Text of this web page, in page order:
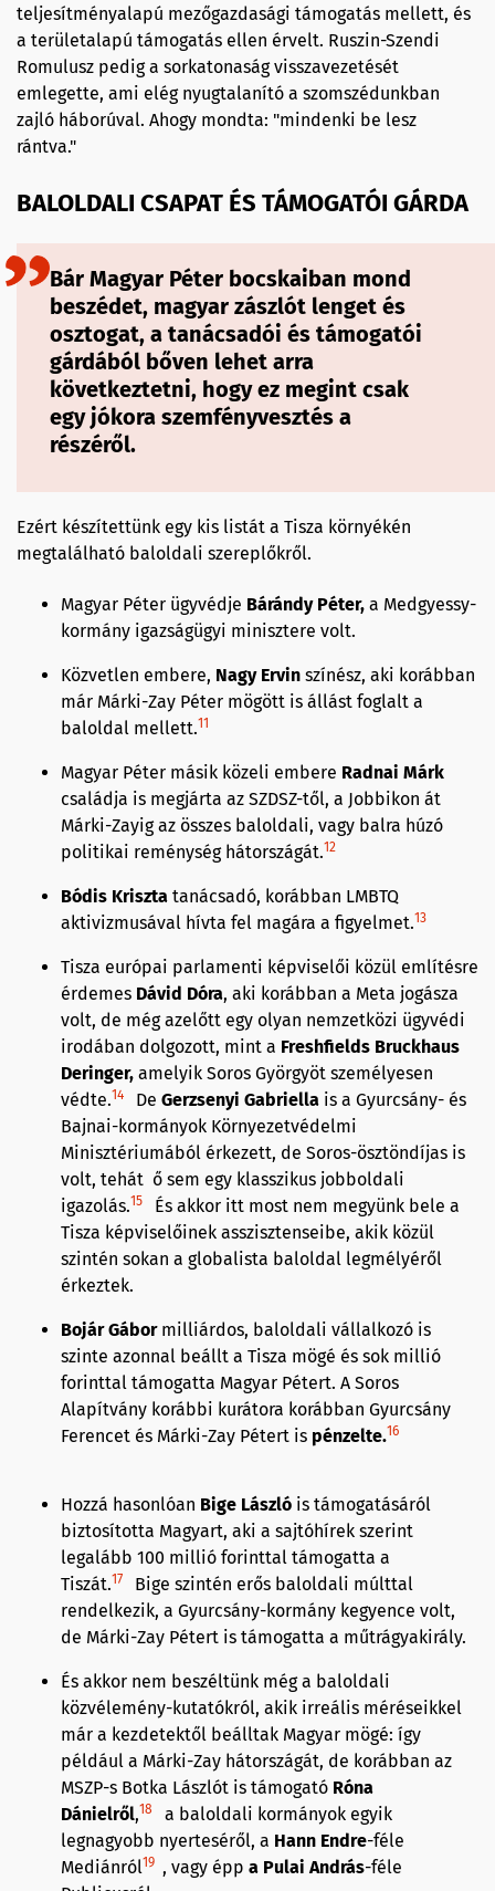
teljesítményalapú mezőgazdasági támogatás mellett, és
a területalapú támogatás ellen érvelt. Ruszin-Szendi
Romulusz pedig a sorkatonaság visszavezetését
emlegette, ami elég nyugtalanító a szomszédunkban
zajló háborúval. Ahogy mondta: "mindenki be lesz
rántva."
BALOLDALI CSAPAT ÉS TÁMOGATÓI GÁRDA
Bár Magyar Péter bocskaiban mond
beszédet, magyar zászlót lenget és
osztogat, a tanácsadói és támogatói
gárdából bőven lehet arra
következtetni, hogy ez megint csak
egy jókora szemfényvesztés a
részéről.
Ezért készítettünk egy kis listát a Tisza környékén
megtalálható baloldali szereplőkről.
Magyar Péter ügyvédje Bárándy Péter, a Medgyessy-
kormány igazságügyi minisztere volt.
Közvetlen embere, Nagy Ervin színész, aki korábban
már Márki-Zay Péter mögött is állást foglalt a
baloldal mellett.11
Magyar Péter másik közeli embere Radnai Márk
családja is megjárta az SZDSZ-től, a Jobbikon át
Márki-Zayig az összes baloldali, vagy balra húzó
politikai reménység hátországát.12
Bódis Kriszta tanácsadó, korábban LMBTQ
aktivizmusával hívta fel magára a figyelmet.13
Tisza európai parlamenti képviselői közül említésre
érdemes Dávid Dóra, aki korábban a Meta jogásza
volt, de még azelőtt egy olyan nemzetközi ügyvédi
irodában dolgozott, mint a Freshfields Bruckhaus
Deringer, amelyik Soros Györgyöt személyesen
védte.14 De Gerzsenyi Gabriella is a Gyurcsány- és
Bajnai-kormányok Környezetvédelmi
Minisztériumából érkezett, de Soros-ösztöndíjas is
volt, tehát ő sem egy klasszikus jobboldali
igazolás.15
És akkor itt most nem megyünk bele a
Tisza képviselőinek asszisztenseibe, akik közül
szintén sokan a globalista baloldal legmélyéről
érkeztek.
Bojár Gábor milliárdos, baloldali vállalkozó is
szinte azonnal beállt a Tisza mögé és sok millió
forinttal támogatta Magyar Pétert. A Soros
Alapítvány korábbi kurátora korábban Gyurcsány
Ferencet és Márki-Zay Pétert is pénzelte.16
Hozzá hasonlóan Bige László is támogatásáról
biztosította Magyart, aki a sajtóhírek szerint
legalább 100 millió forinttal támogatta a
Tiszát.17
Bige szintén erős baloldali múlttal
rendelkezik, a Gyurcsány-kormány kegyence volt,
de Márki-Zay Pétert is támogatta a műtrágyakirály.
És akkor nem beszéltünk még a baloldali
közvélemény-kutatókról, akik irreális méréseikkel
már a kezdetektől beálltak Magyar mögé: így
például a Márki-Zay hátországát, de korábban az
MSZP-s Botka Lászlót is támogató Róna
Dánielről,18
a baloldali kormányok egyik
legnagyobb nyerteséről, a Hann Endre-féle
Mediánról19 , vagy épp a Pulai András-féle